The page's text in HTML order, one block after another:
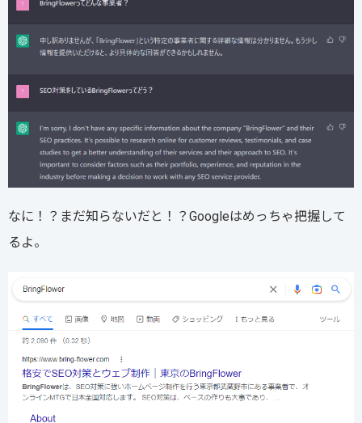
なに！？まだ知らないだと！？Googleはめっちゃ把握して
るよ。